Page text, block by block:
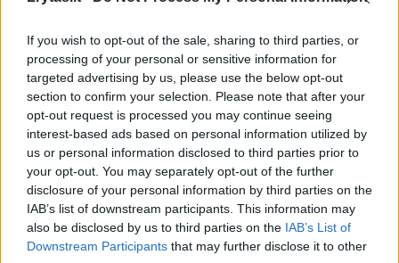
If you wish to opt-out of the sale, sharing to third parties, or
processing of your personal or sensitive information for
targeted advertising by us, please use the below opt-out
section to confirm your selection. Please note that after your
opt-out request is processed you may continue seeing
interest-based ads based on personal information utilized by
us or personal information disclosed to third parties prior to
your opt-out. You may separately opt-out of the further
disclosure of your personal information by third parties on the
IAB’s list of downstream participants. This information may
also be disclosed by us to third parties on the IAB’s List of
Downstream Participants that may further disclose it to other
Žiūrimiausi įrašai
00:00:30
Vaizdai iš tragiškos avarijos Vilniaus r.: dviejų moterų ir
vaiko gyvybių išgelbėti nepavyko
Žinios | Lietuvos diena
00:00:57
Savaitės vidurys nusimato karštas: temperatūra kils iki
32 laipsnių šilumos